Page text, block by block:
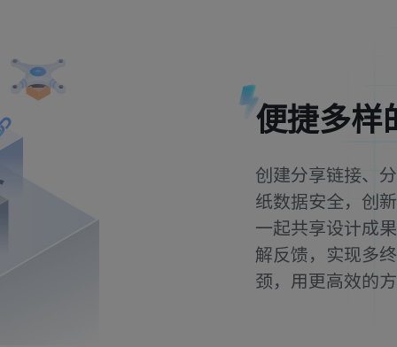
便捷多样
创建分享链接、
纸数据安全，创
一起共享设计成
解反馈，实现多
颈，用更高效的